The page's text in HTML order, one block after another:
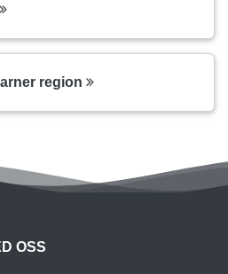
region
OSS